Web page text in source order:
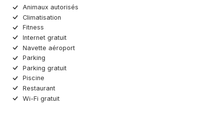
Animaux autorisés
Climatisation
Fitness
Internet gratuit
Navette aéroport
Parking
Parking gratuit
Piscine
Restaurant
Wi-Fi gratuit